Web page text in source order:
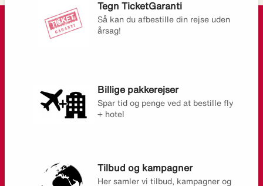
Tegn TicketGaranti
Så kan du afbestille din rejse uden
årsag!
Billige pakkerejser
Spar tid og penge ved at bestille fly
+ hotel
Tilbud og kampagner
Her samler vi tilbud, kampagner og